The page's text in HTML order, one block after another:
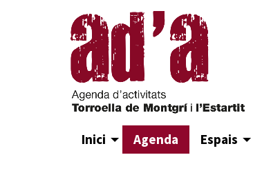
Inici Agenda Espais